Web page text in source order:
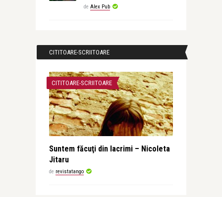
de Alex Pub
CITITOARE-SCRIITOARE
CITITOARE-SCRIITOARE
Suntem făcuţi din lacrimi – Nicoleta
Jitaru
de revistatango